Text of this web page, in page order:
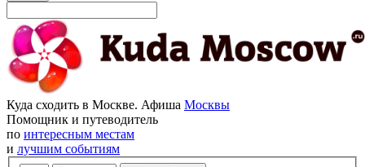
Куда сходить в Москве. Афиша Москвы
Помощник и путеводитель
по интересным местам
и лучшим событиям